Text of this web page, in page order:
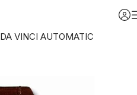
DA VINCI AUTOMATIC